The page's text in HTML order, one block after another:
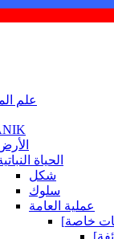
علم
الحياة
شكل
سلوك
عملية العامة